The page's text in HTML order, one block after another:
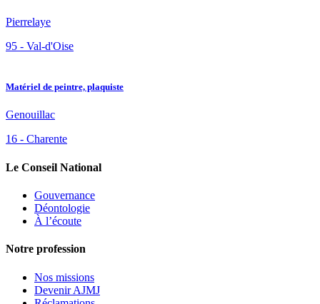
Pierrelaye
95 - Val-d'Oise
Matériel de peintre, plaquiste
Genouillac
16 - Charente
Le Conseil National
Gouvernance
Déontologie
À l’écoute
Notre profession
Nos missions
Devenir AJMJ